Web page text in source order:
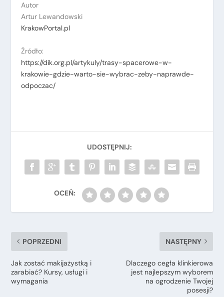
Autor
Artur Lewandowski
KrakowPortal.pl
Źródło:
https://dik.org.pl/artykuly/trasy-spacerowe-w-
krakowie-gdzie-warto-sie-wybrac-zeby-naprawde-
odpoczac/
POPRZEDNI
Jak zostać makijażystką i
zarabiać? Kursy, usługi i
wymagania
NASTĘPNY
Dlaczego cegła klinkierowa
jest najlepszym wyborem
na ogrodzenie Twojej
posesji?